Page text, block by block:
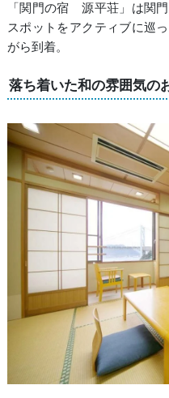
「関門の宿 源平荘」は関
スポットをアクティブに巡
がら到着。
落ち着いた和の雰囲気の